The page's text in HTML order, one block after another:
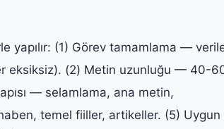
yapılır: (1) Görev tamamlama —
eksiksiz). (2) Metin uzunluğu — 40-
— selamlama, ana metin,
temel fiiller, artikeller. (5) Uygun